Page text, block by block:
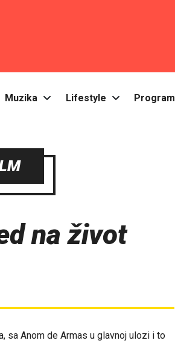
Muzika Lifestyle Program
na život
sa Anom de Armas u glavnoj ulozi i to